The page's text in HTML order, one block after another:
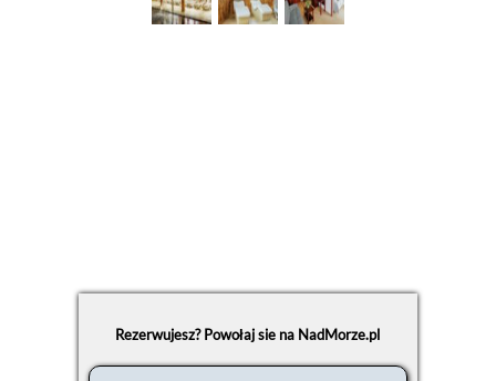
Rezerwujesz? Powołaj sie na NadMorze.pl